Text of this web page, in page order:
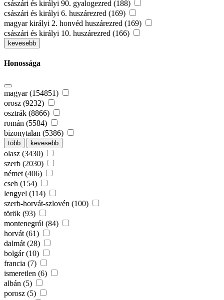
császári és királyi 90. gyalogezred (188)
császári és királyi 6. huszárezred (169)
magyar királyi 2. honvéd huszárezred (169)
császári és királyi 10. huszárezred (166)
kevesebb
Honossága
magyar (154851)
orosz (9232)
osztrák (8866)
román (5584)
bizonytalan (5386)
több kevesebb
olasz (3430)
szerb (2030)
német (406)
cseh (154)
lengyel (114)
szerb-horvát-szlovén (100)
török (93)
montenegrói (84)
horvát (61)
dalmát (28)
bolgár (10)
francia (7)
ismeretlen (6)
albán (5)
porosz (5)